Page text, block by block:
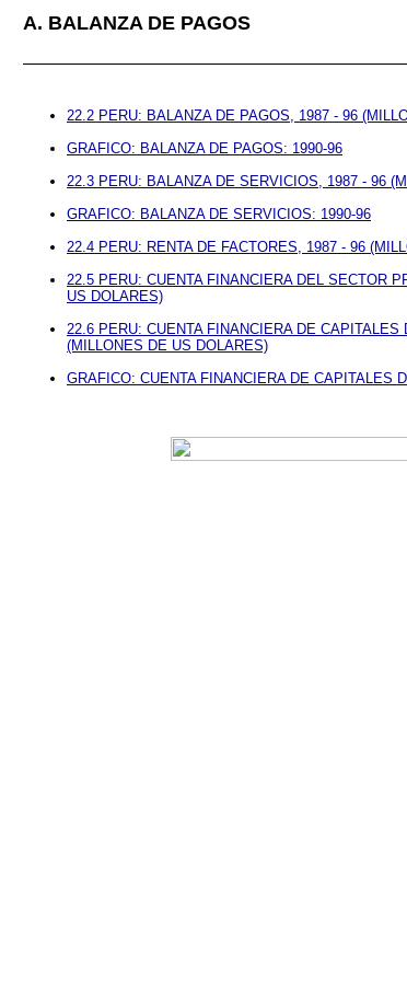
A. BALANZA DE PAGOS
22.2 PERU: BALANZA DE PAGOS, 1987 - 96
GRAFICO: BALANZA DE PAGOS: 1990-96
22.3 PERU: BALANZA DE SERVICIOS, 1987 - 96
GRAFICO: BALANZA DE SERVICIOS: 1990-96
22.4 PERU: RENTA DE FACTORES, 1987 - 96
22.5 PERU: CUENTA FINANCIERA DEL SECTOR
US DOLARES)
22.6 PERU: CUENTA FINANCIERA DE
(MILLONES DE US DOLARES)
GRAFICO: CUENTA FINANCIERA DE CAPITALES